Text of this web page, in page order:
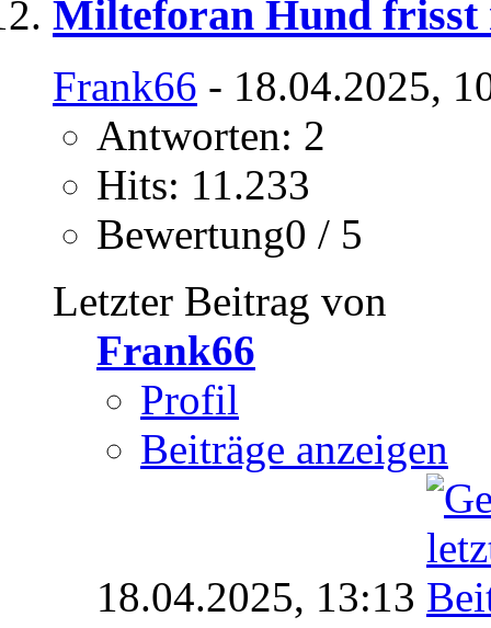
Milteforan Hund frisst
Frank66 - 18.04.2025,
Antworten: 2
Hits: 11.233
Bewertung0 / 5
Letzter Beitrag von
Frank66
Profil
Beiträge anzeigen
18.04.2025, 13:13